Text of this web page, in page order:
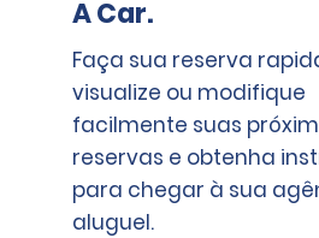
A Car.
Faça sua reserva
visualize ou modifique
facilmente suas
reservas e obtenha
para chegar à sua
aluguel.